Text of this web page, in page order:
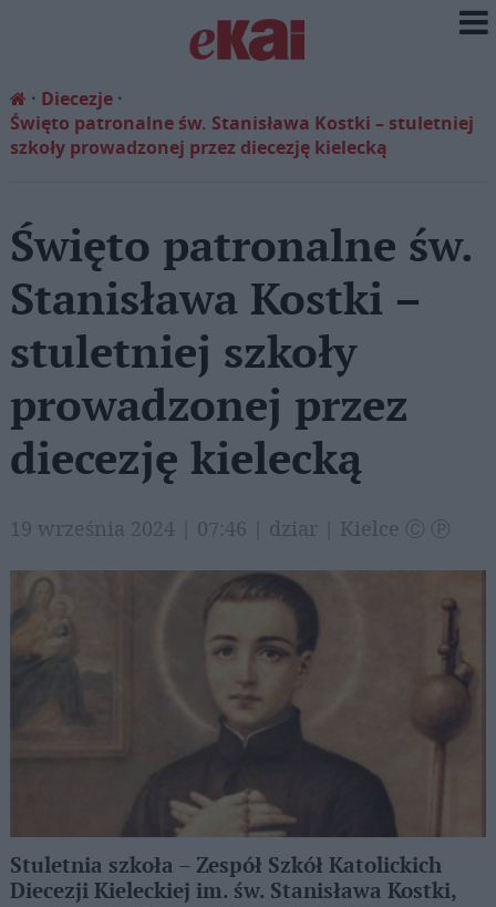
Diecezje
Święto patronalne św. Stanisława Kostki – stuletniej
szkoły prowadzonej przez diecezję kielecką
Święto patronalne św.
Stanisława Kostki –
stuletniej szkoły
prowadzonej przez
diecezję kielecką
19 września 2024 | 07:46 | dziar | Kielce Ⓒ Ⓟ
Stuletnia szkoła – Zespół Szkół Katolickich
Diecezji Kieleckiej im. św. Stanisława Kostki,